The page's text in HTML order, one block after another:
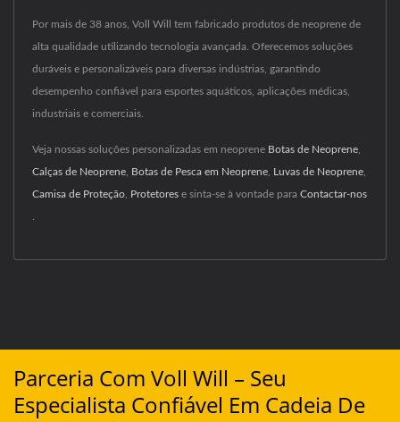
Por mais de 38 anos, Voll Will tem fabricado produtos de neoprene de
alta qualidade utilizando tecnologia avançada. Oferecemos soluções
duráveis e personalizáveis para diversas indústrias, garantindo
desempenho confiável para esportes aquáticos, aplicações médicas,
industriais e comerciais.
Veja nossas soluções personalizadas em neoprene Botas de Neoprene
Calças de Neoprene Botas de Pesca em Neoprene Luvas de Neoprene
Camisa de Proteção Protetores e sinta-se à vontade para Contactar-nos
Parceria Com Voll Will – Seu
Especialista Confiável Em Cadeia De